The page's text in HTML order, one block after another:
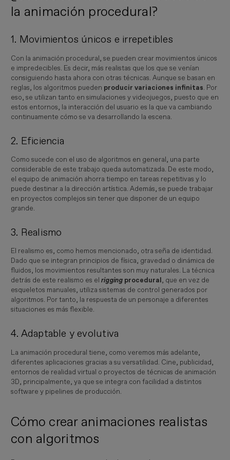
la animación procedural?
1. Movimientos únicos e irrepetibles
Con la animación procedural, se pueden crear movimientos únicos
e impredecibles. Es decir, más realistas que los que se venían
consiguiendo hasta ahora con otras técnicas. Aunque se basan en
reglas, los algoritmos pueden producir variaciones infinitas. Por
eso, se utilizan tanto en simulaciones y videojuegos, puesto que en
estos entornos, la interacción del usuario es la que va cambiando
continuamente cómo se va desarrollando la escena.
2. Eficiencia
Como sucede con el uso de algoritmos en general, una parte
considerable de este trabajo queda automatizada. De este modo,
el equipo de animación ahorra tiempo en tareas repetitivas y lo
puede destinar a la dirección artística. Además, se puede trabajar
en proyectos complejos sin tener que disponer de un equipo
grande.
3. Realismo
El realismo es, como hemos mencionado, otra seña de identidad.
Dado que se integran principios de física, gravedad o dinámica de
fluidos, los movimientos resultantes son muy naturales. La técnica
detrás de este realismo es elrigging procedural, que en vez de
esqueletos manuales, utiliza sistemas de control generados por
algoritmos. Por tanto, la respuesta de un personaje a diferentes
situaciones es más flexible.
4. Adaptable y evolutiva
La animación procedural tiene, como veremos más adelante,
diferentes aplicaciones gracias a su versatilidad. Cine, publicidad,
entornos de realidad virtual o proyectos de técnicas de animación
3D, principalmente, ya que se integra con facilidad a distintos
software y pipelines de producción.
Cómo crear animaciones realistas
con algoritmos